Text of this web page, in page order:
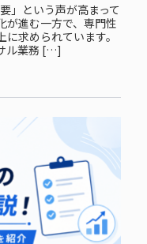
」という声が高まって
が進む一方で、専門性
求められています。
ル業務 […]